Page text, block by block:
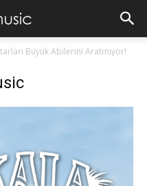
Büyük Abilerini Aratmıyor!